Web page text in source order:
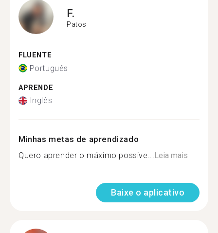
F.
Patos
FLUENTE
Português
APRENDE
Inglês
Minhas metas de aprendizado
Quero aprender o máximo possive...Leia mais
Baixe o aplicativo